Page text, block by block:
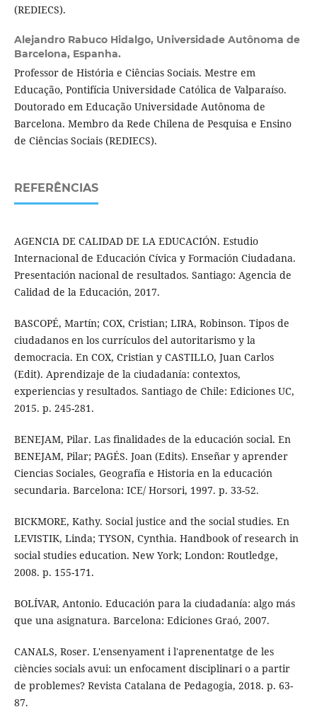
(REDIECS).
Alejandro Rabuco Hidalgo, Universidade Autônoma de
Barcelona, Espanha.
Professor de História e Ciências Sociais. Mestre em
Educação, Pontifícia Universidade Católica de Valparaíso.
Doutorado em Educação Universidade Autônoma de
Barcelona. Membro da Rede Chilena de Pesquisa e Ensino
de Ciências Sociais (REDIECS).
REFERÊNCIAS
AGENCIA DE CALIDAD DE LA EDUCACIÓN. Estudio
Internacional de Educación Cívica y Formación Ciudadana.
Presentación nacional de resultados. Santiago: Agencia de
Calidad de la Educación, 2017.
BASCOPÉ, Martín; COX, Cristian; LIRA, Robinson. Tipos de
ciudadanos en los currículos del autoritarismo y la
democracia. En COX, Cristian y CASTILLO, Juan Carlos
(Edit). Aprendizaje de la ciudadanía: contextos,
experiencias y resultados. Santiago de Chile: Ediciones UC,
2015. p. 245-281.
BENEJAM, Pilar. Las finalidades de la educación social. En
BENEJAM, Pilar; PAGÉS. Joan (Edits). Enseñar y aprender
Ciencias Sociales, Geografía e Historia en la educación
secundaria. Barcelona: ICE/ Horsori, 1997. p. 33-52.
BICKMORE, Kathy. Social justice and the social studies. En
LEVISTIK, Linda; TYSON, Cynthia. Handbook of research in
social studies education. New York; London: Routledge,
2008. p. 155-171.
BOLÍVAR, Antonio. Educación para la ciudadanía: algo más
que una asignatura. Barcelona: Ediciones Graó, 2007.
CANALS, Roser. L'ensenyament i l'aprenentatge de les
ciències socials avui: un enfocament disciplinari o a partir
de problemes? Revista Catalana de Pedagogia, 2018. p. 63-
87.